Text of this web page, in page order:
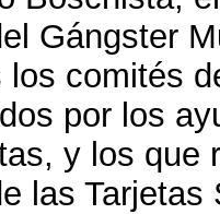
Gángster
los comités
por los
y los que
las Tarjetas